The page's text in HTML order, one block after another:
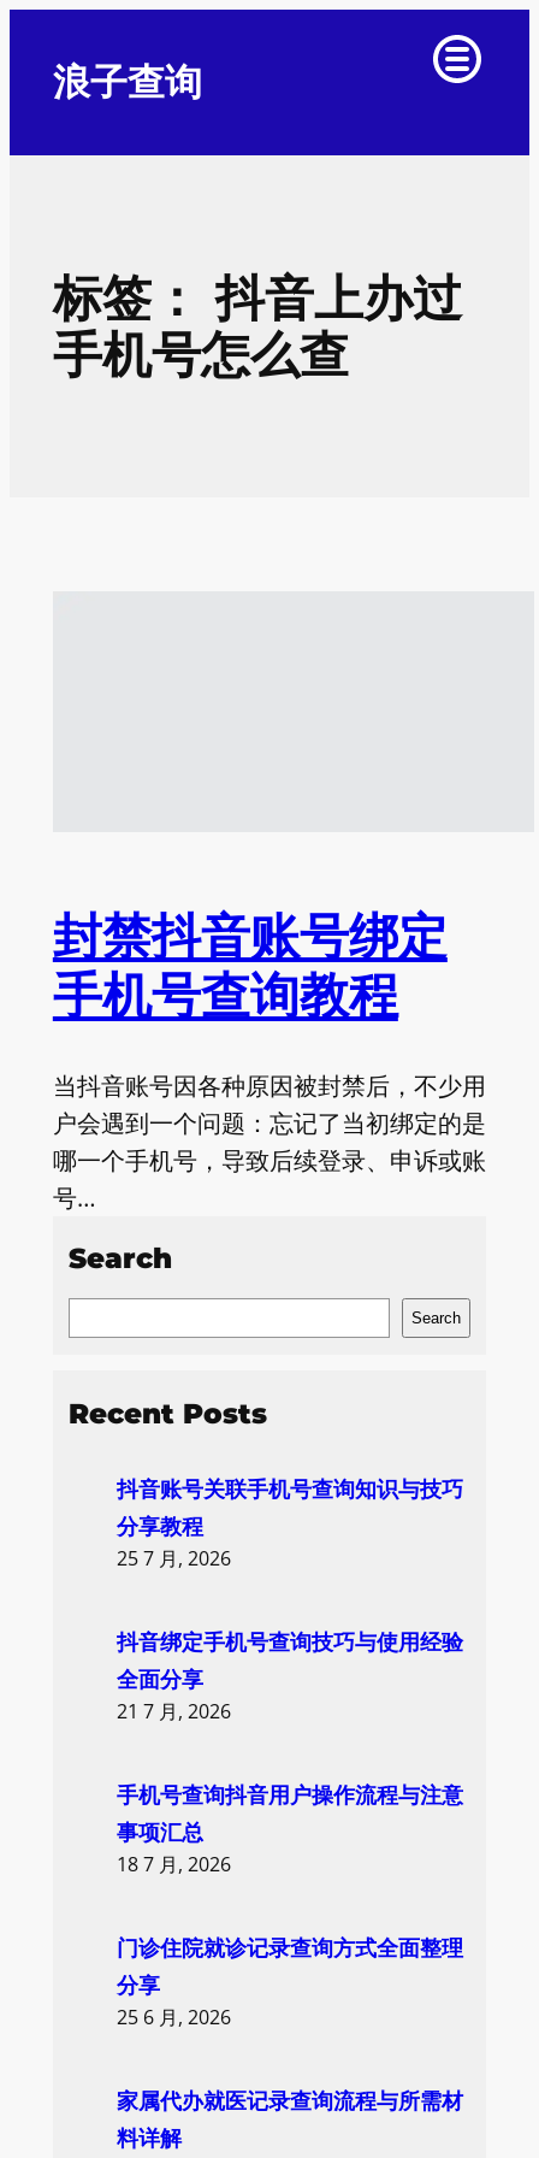
浪子查询
标签：抖音上办过
手机号怎么查
封禁抖音账号绑定
手机号查询教程
当抖音账号因各种原因被封禁后，不少用
户会遇到一个问题：忘记了当初绑定的是
哪一个手机号，导致后续登录、申诉或账
号…
Search
r
Search
Recent Posts
抖音账号关联手机号查询知识与技巧
分享教程
25 7 月, 2026
抖音绑定手机号查询技巧与使用经验
全面分享
21 7 月, 2026
手机号查询抖音用户操作流程与注意
事项汇总
18 7 月, 2026
门诊住院就诊记录查询方式全面整理
分享
25 6 月, 2026
家属代办就医记录查询流程与所需材
料详解